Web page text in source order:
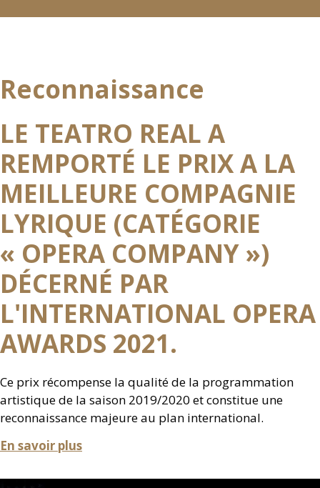
Reconnaissance
LE TEATRO REAL A
REMPORTÉ LE PRIX A LA
MEILLEURE COMPAGNIE
LYRIQUE (CATÉGORIE
« OPERA COMPANY »)
DÉCERNÉ PAR
L'INTERNATIONAL OPERA
AWARDS 2021.
Ce prix récompense la qualité de la programmation
artistique de la saison 2019/2020 et constitue une
reconnaissance majeure au plan international.
En savoir plus